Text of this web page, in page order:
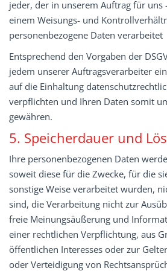
jeder, der in unserem Auftrag für uns
einem Weisungs- und
personenbezogene Daten verarbeitet
Entsprechend den Vorgaben der
jedem unserer Auftragsverarbeiter
auf die Einhaltung
verpflichten und Ihren Daten somit
gewähren.
5. Speicherdauer und
Ihre personenbezogenen Daten
soweit diese für die Zwecke, für die
sonstige Weise verarbeitet wurden,
sind, die Verarbeitung nicht zur
freie Meinungsäußerung und
einer rechtlichen Verpflichtung, aus
öffentlichen Interesses oder zur
oder Verteidigung von